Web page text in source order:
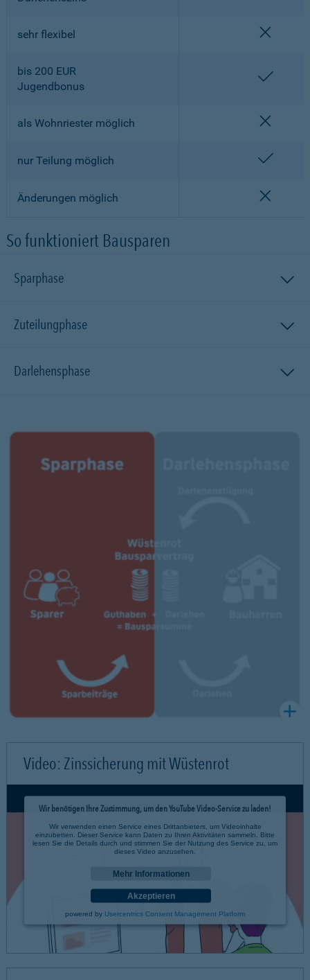
sehr flexibel
bis 200 EUR
Jugendbonus
als Wohnriester möglich
nur Teilung möglich
Änderungen möglich
So funktioniert Bausparen
Sparphase
Zuteilungphase
Darlehensphase
Video: Zinssicherung mit Wüstenrot
Wir benötigen Ihre Zustimmung, um den YouTube Video-Service zu laden!
Wir verwenden einen Service eines Drittanbieters, um Videoinhalte
einzubetten. Dieser Service kann Daten zu Ihren Aktivitäten sammeln. Bitte
lesen Sie die Details durch und stimmen Sie der Nutzung des Service zu, um
dieses Video anzusehen.
Mehr Informationen
Akzeptieren
powered by Usercentrics Consent Management Platform